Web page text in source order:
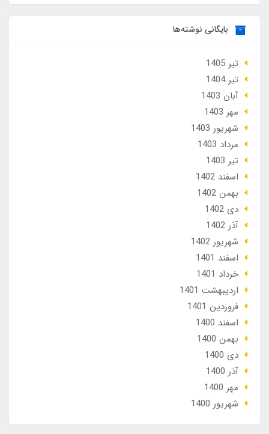
بایگانی نوشته‌ها
تير 1405
تير 1404
آبان 1403
مهر 1403
شهریور 1403
مرداد 1403
تير 1403
اسفند 1402
بهمن 1402
دی 1402
آذر 1402
شهریور 1402
اسفند 1401
خرداد 1401
ارديبهشت 1401
فروردین 1401
اسفند 1400
بهمن 1400
دی 1400
آذر 1400
مهر 1400
شهریور 1400